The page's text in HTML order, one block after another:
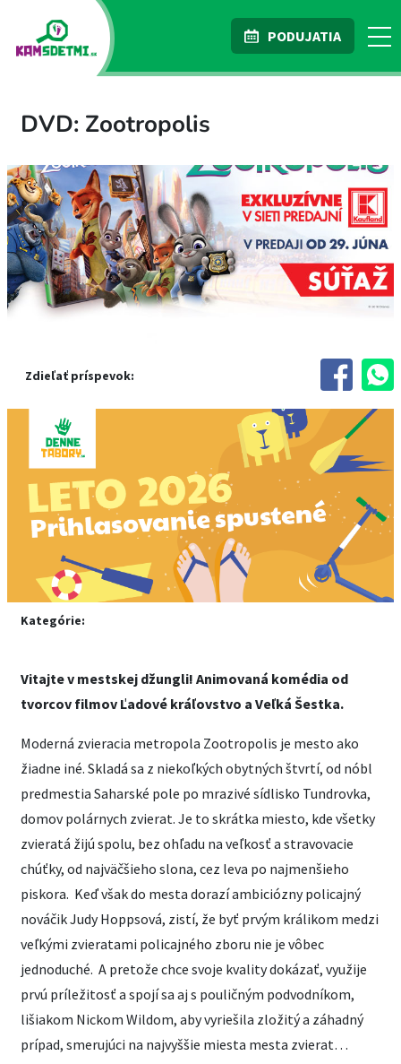
PODUJATIA
DVD: Zootropolis
Zdieľať príspevok:
Kategórie:
Vitajte v mestskej džungli! Animovaná komédia od
tvorcov filmov Ľadové kráľovstvo a Veľká Šestka.
Moderná zvieracia metropola Zootropolis je mesto ako
žiadne iné. Skladá sa z niekoľkých obytných štvrtí, od nóbl
predmestia Saharské pole po mrazivé sídlisko Tundrovka,
domov polárnych zvierat. Je to skrátka miesto, kde všetky
zvieratá žijú spolu, bez ohľadu na veľkosť a stravovacie
chúťky, od najväčšieho slona, cez leva po najmenšieho
piskora. Keď však do mesta dorazí ambiciózny policajný
nováčik Judy Hoppsová, zistí, že byť prvým králikom medzi
veľkými zvieratami policajného zboru nie je vôbec
jednoduché. A pretože chce svoje kvality dokázať, využije
prvú príležitosť a spojí sa aj s pouličným podvodníkom,
lišiakom Nickom Wildom, aby vyriešila zložitý a záhadný
prípad, smerujúci na najvyššie miesta mesta zvierat…